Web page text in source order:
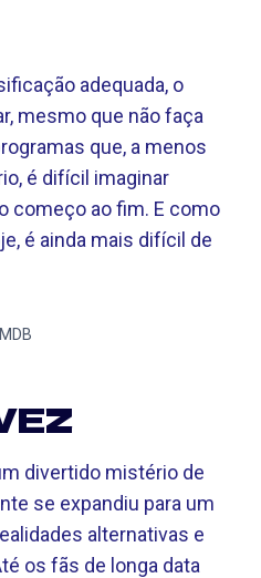
adequada, o
mesmo que não faça
que, a menos
é difícil imaginar
começo ao fim. E como
é ainda mais difícil de
IMDB
divertido mistério de
se expandiu para um
alternativas e
os fãs de longa data